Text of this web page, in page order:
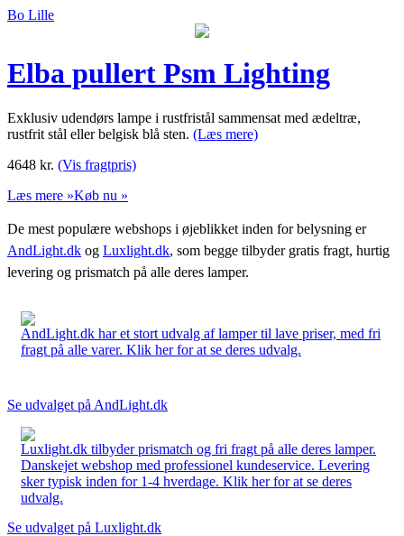
Bo Lille
Elba pullert Psm Lighting
Exklusiv udendørs lampe i rustfristål sammensat med ædeltræ,
rustfrit stål eller belgisk blå sten. (Læs mere)
4648 kr. (Vis fragtpris)
Læs mere »Køb nu »
De mest populære webshops i øjeblikket inden for belysning er
AndLight.dk og Luxlight.dk, som begge tilbyder gratis fragt, hurtig
levering og prismatch på alle deres lamper.
AndLight.dk har et stort udvalg af lamper til lave priser, med fri
fragt på alle varer. Klik her for at se deres udvalg.
Se udvalget på AndLight.dk
Luxlight.dk tilbyder prismatch og fri fragt på alle deres lamper.
Danskejet webshop med professionel kundeservice. Levering
sker typisk inden for 1-4 hverdage. Klik her for at se deres
udvalg.
Se udvalget på Luxlight.dk